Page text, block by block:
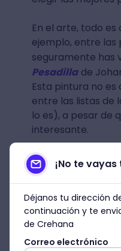
En el arte, todo
ejemplo, entre las
seguramente has
Pesadilla de
Esta pintura no
entre las listas de
lo es), a pesar de
interesante.
¡No te
Déjanos tu dirección
continuación y te
de Crehana
Correo electrónico